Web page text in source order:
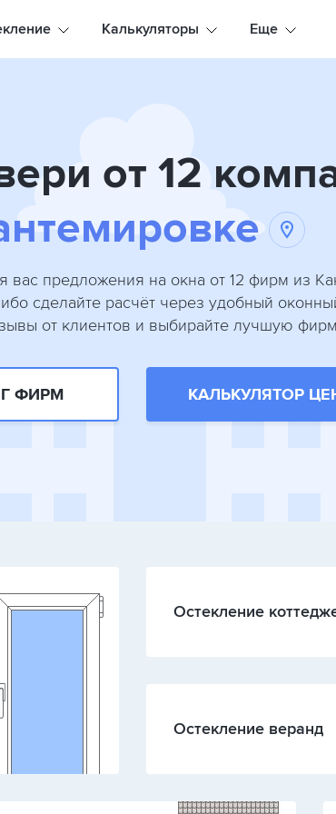
Калькуляторы Еще
от 12
вас предложения на окна от 12 фирм из
сделайте расчёт через удобный
от клиентов и выбирайте лучшую
ФИРМ КАЛЬКУЛЯТОР
Остекление
Остекление веранд